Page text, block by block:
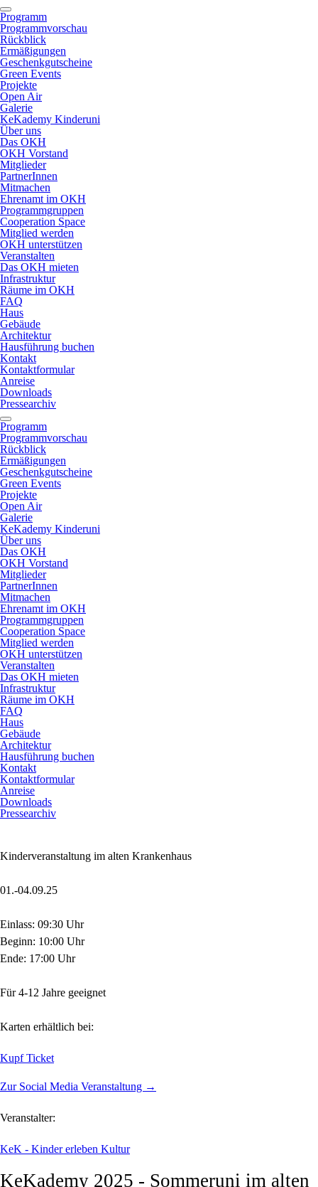
Programm
Programmvorschau
Rückblick
Ermäßigungen
Geschenkgutscheine
Green Events
Projekte
Open Air
Galerie
KeKademy Kinderuni
Über uns
Das OKH
OKH Vorstand
Mitglieder
PartnerInnen
Mitmachen
Ehrenamt im OKH
Programmgruppen
Cooperation Space
Mitglied werden
OKH unterstützen
Veranstalten
Das OKH mieten
Infrastruktur
Räume im OKH
FAQ
Haus
Gebäude
Architektur
Hausführung buchen
Kontakt
Kontaktformular
Anreise
Downloads
Pressearchiv
Programm
Programmvorschau
Rückblick
Ermäßigungen
Geschenkgutscheine
Green Events
Projekte
Open Air
Galerie
KeKademy Kinderuni
Über uns
Das OKH
OKH Vorstand
Mitglieder
PartnerInnen
Mitmachen
Ehrenamt im OKH
Programmgruppen
Cooperation Space
Mitglied werden
OKH unterstützen
Veranstalten
Das OKH mieten
Infrastruktur
Räume im OKH
FAQ
Haus
Gebäude
Architektur
Hausführung buchen
Kontakt
Kontaktformular
Anreise
Downloads
Pressearchiv
Kinderveranstaltung im alten Krankenhaus
01.-04.09.25
Einlass: 09:30 Uhr
Beginn: 10:00 Uhr
Ende: 17:00 Uhr
Für 4-12 Jahre geeignet
Karten erhältlich bei:
Kupf Ticket
Zur Social Media Veranstaltung →
Veranstalter:
KeK - Kinder erleben Kultur
KeKademy 2025 - Sommeruni im alten